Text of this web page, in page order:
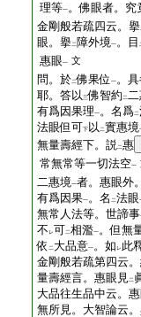
理等一。佛眼者。究
金剛般若疏四云。擧
眼。擧二 障外境一。目
惠眼一 文
問。於二佛果位 一。具
耶。答以三佛智約 二
有爲因果理一。名爲二
法眼但可下 以 二實惠境
無量壽經下。説二惠
常無常等一切法空一
二惠境一者。惠眼外
有爲因果一。名 二法眼
無常人法等。世諦事
不 レ可二相濫一。但無
依 二 大品意一。如 レ此
金剛般若疏第四云
量壽經言。惠眼見二
大品往生品中云。
無所見。大智論云